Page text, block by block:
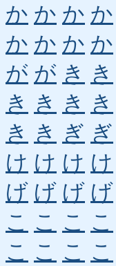
か か か か
か か か か
が が き き
き き き き
き き ぎ ぎ
け け け け
げ げ げ げ
こ こ こ こ
こ こ こ こ